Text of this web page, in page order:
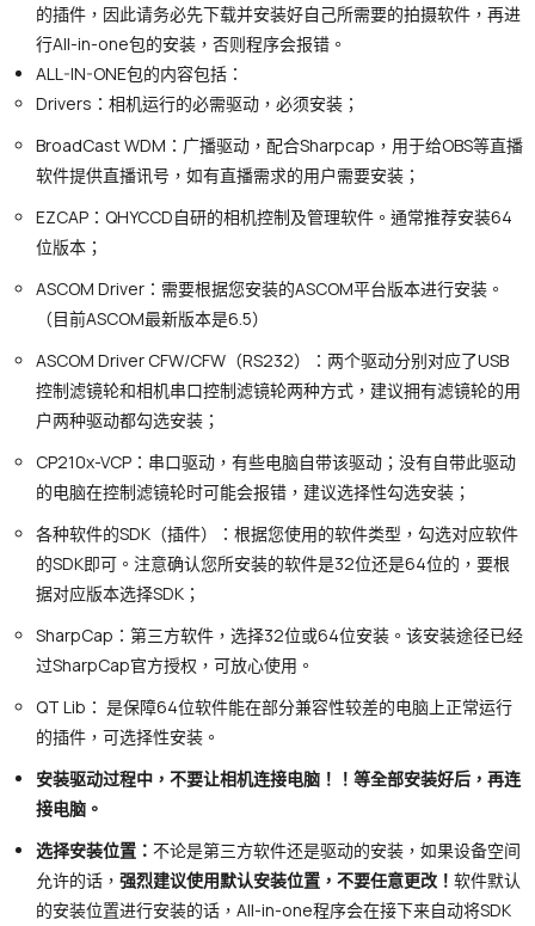
的插件，因此请务必先下载并安装好自己所需要的拍摄软件，再进
行All-in-one包的安装，否则程序会报错。
ALL-IN-ONE包的内容包括：
Drivers：相机运行的必需驱动，必须安装；
BroadCast WDM：广播驱动，配合Sharpcap，用于给OBS等直播
软件提供直播讯号，如有直播需求的用户需要安装；
EZCAP：QHYCCD自研的相机控制及管理软件。通常推荐安装64
位版本；
ASCOM Driver：需要根据您安装的ASCOM平台版本进行安装。
（目前ASCOM最新版本是6.5）
ASCOM Driver CFW/CFW（RS232）：两个驱动分别对应了USB
控制滤镜轮和相机串口控制滤镜轮两种方式，建议拥有滤镜轮的用
户两种驱动都勾选安装；
CP210x-VCP：串口驱动，有些电脑自带该驱动；没有自带此驱动
的电脑在控制滤镜轮时可能会报错，建议选择性勾选安装；
各种软件的SDK（插件）：根据您使用的软件类型，勾选对应软件
的SDK即可。注意确认您所安装的软件是32位还是64位的，要根
据对应版本选择SDK；
SharpCap：第三方软件，选择32位或64位安装。该安装途径已经
过SharpCap官方授权，可放心使用。
QT Lib： 是保障64位软件能在部分兼容性较差的电脑上正常运行
的插件，可选择性安装。
安装驱动过程中，不要让相机连接电脑！！等全部安装好后，再连
接电脑。
选择安装位置： 不论是第三方软件还是驱动的安装，如果设备空间
允许的话， 强烈建议使用默认安装位置，不要任意更改！ 软件默认
的安装位置进行安装的话，All-in-one程序会在接下来自动将SDK